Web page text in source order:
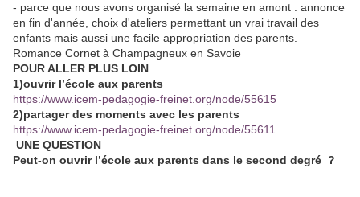
- parce que nous avons organisé la semaine en amont : annonce
en fin d'année, choix d'ateliers permettant un vrai travail des
enfants mais aussi une facile appropriation des parents.
Romance Cornet à Champagneux en Savoie
POUR ALLER PLUS LOIN
1)ouvrir l’école aux parents
https://www.icem-pedagogie-freinet.org/node/55615
2)partager des moments avec les parents
https://www.icem-pedagogie-freinet.org/node/55611
UNE QUESTION
Peut-on ouvrir l’école aux parents dans le second degré ?